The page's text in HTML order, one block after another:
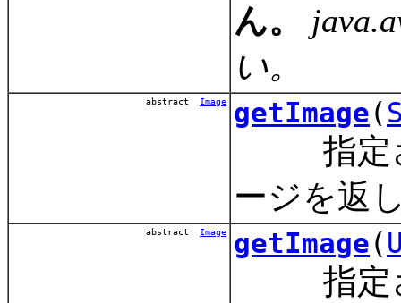
ん。
い。
abstract Image getImage(
指定さ
ージを返
abstract Image getImage(
指定さ